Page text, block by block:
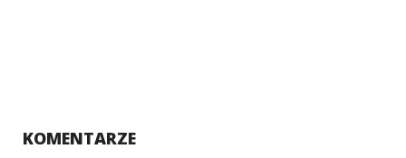
KOMENTARZE